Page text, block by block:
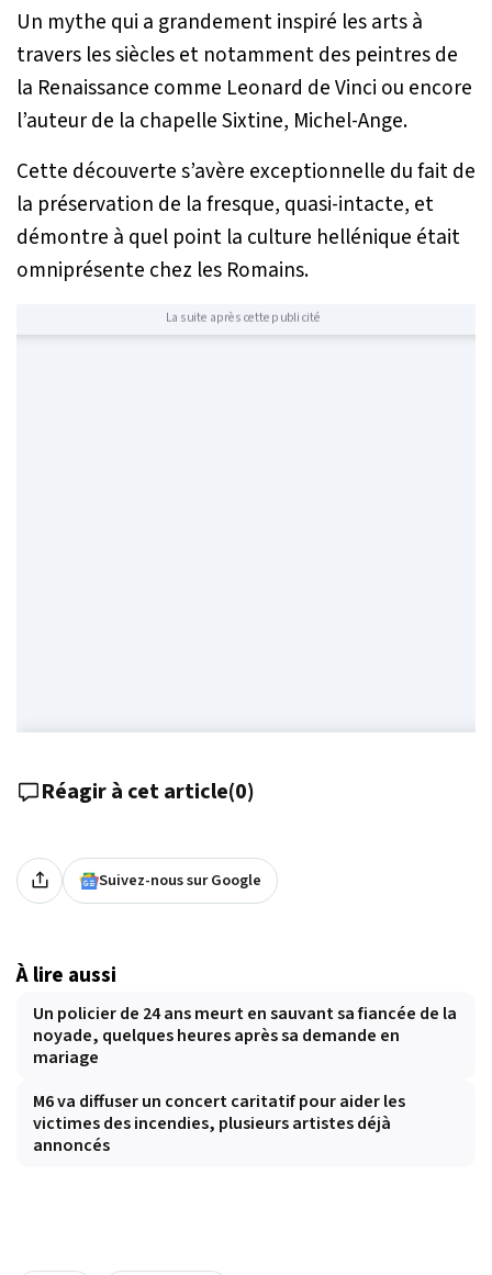
Un mythe qui a grandement inspiré les arts à
travers les siècles et notamment des peintres de
la Renaissance comme Leonard de Vinci ou encore
l’auteur de la chapelle Sixtine, Michel-Ange.
Cette découverte s’avère exceptionnelle du fait de
la préservation de la fresque, quasi-intacte, et
démontre à quel point la culture hellénique était
omniprésente chez les Romains.
La suite après cette publicité
Réagir à cet article(0)
Suivez-nous sur Google
À lire aussi
Un policier de 24 ans meurt en sauvant sa fiancée de la
noyade, quelques heures après sa demande en
mariage
M6 va diffuser un concert caritatif pour aider les
victimes des incendies, plusieurs artistes déjà
annoncés